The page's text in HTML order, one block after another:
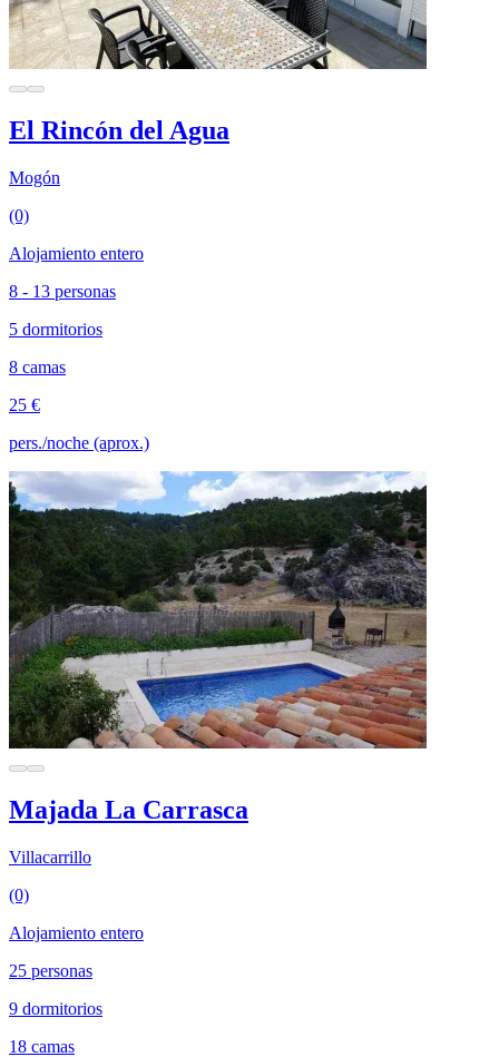
El Rincón del Agua
Mogón
(0)
Alojamiento entero
8 - 13 personas
5 dormitorios
8 camas
25 €
pers./noche (aprox.)
Majada La Carrasca
Villacarrillo
(0)
Alojamiento entero
25 personas
9 dormitorios
18 camas